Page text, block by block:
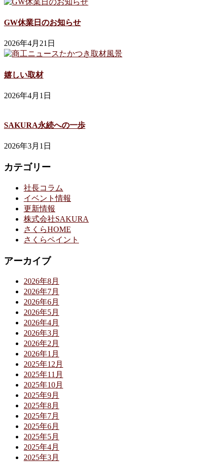
GW休業日のお知らせ
2026年4月21日
嬉しい取材
2026年4月1日
SAKURA永続への一歩
2026年3月1日
カテゴリー
社長コラム
イベント情報
更新情報
株式会社SAKURA
さくらHOME
さくらペイント
アーカイブ
2026年8月
2026年7月
2026年6月
2026年5月
2026年4月
2026年3月
2026年2月
2026年1月
2025年12月
2025年11月
2025年10月
2025年9月
2025年8月
2025年7月
2025年6月
2025年5月
2025年4月
2025年3月